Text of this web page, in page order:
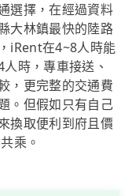
選擇，在經過資料
大林鎮最快的陸路
iRent在4~8人時能
時，專車接送、
，更完整的交通費
。但假如只有自己
換取便利到府且價
乘。